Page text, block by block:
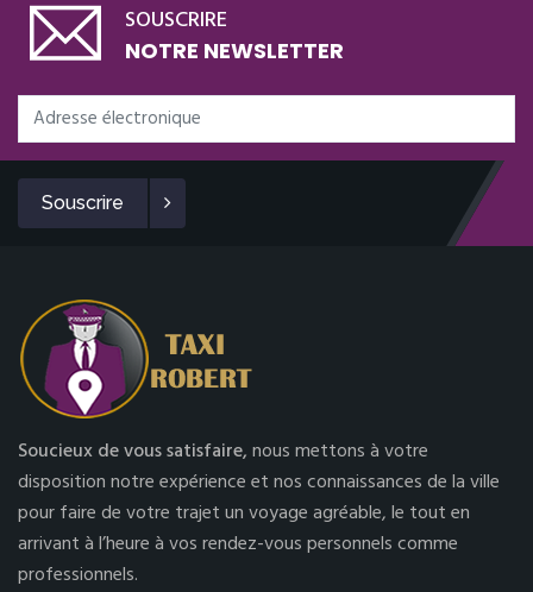
SOUSCRIRE
NOTRE NEWSLETTER
Souscrire
Soucieux de vous satisfaire,nous mettons à votre
disposition notre expérience et nos connaissances de la ville
pour faire de votre trajet un voyage agréable, le tout en
arrivant à l’heure à vos rendez-vous personnels comme
professionnels.